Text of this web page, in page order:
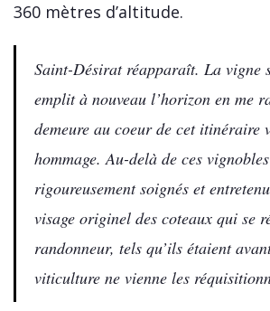
360 mètres d’altitude.
Saint-Désirat réapparaît. La vigne
emplit à nouveau l’horizon en me
demeure au coeur de cet itinéraire
hommage. Au-delà de ces vignobles
rigoureusement soignés et
visage originel des coteaux qui se
randonneur, tels qu’ils étaient
viticulture ne vienne les